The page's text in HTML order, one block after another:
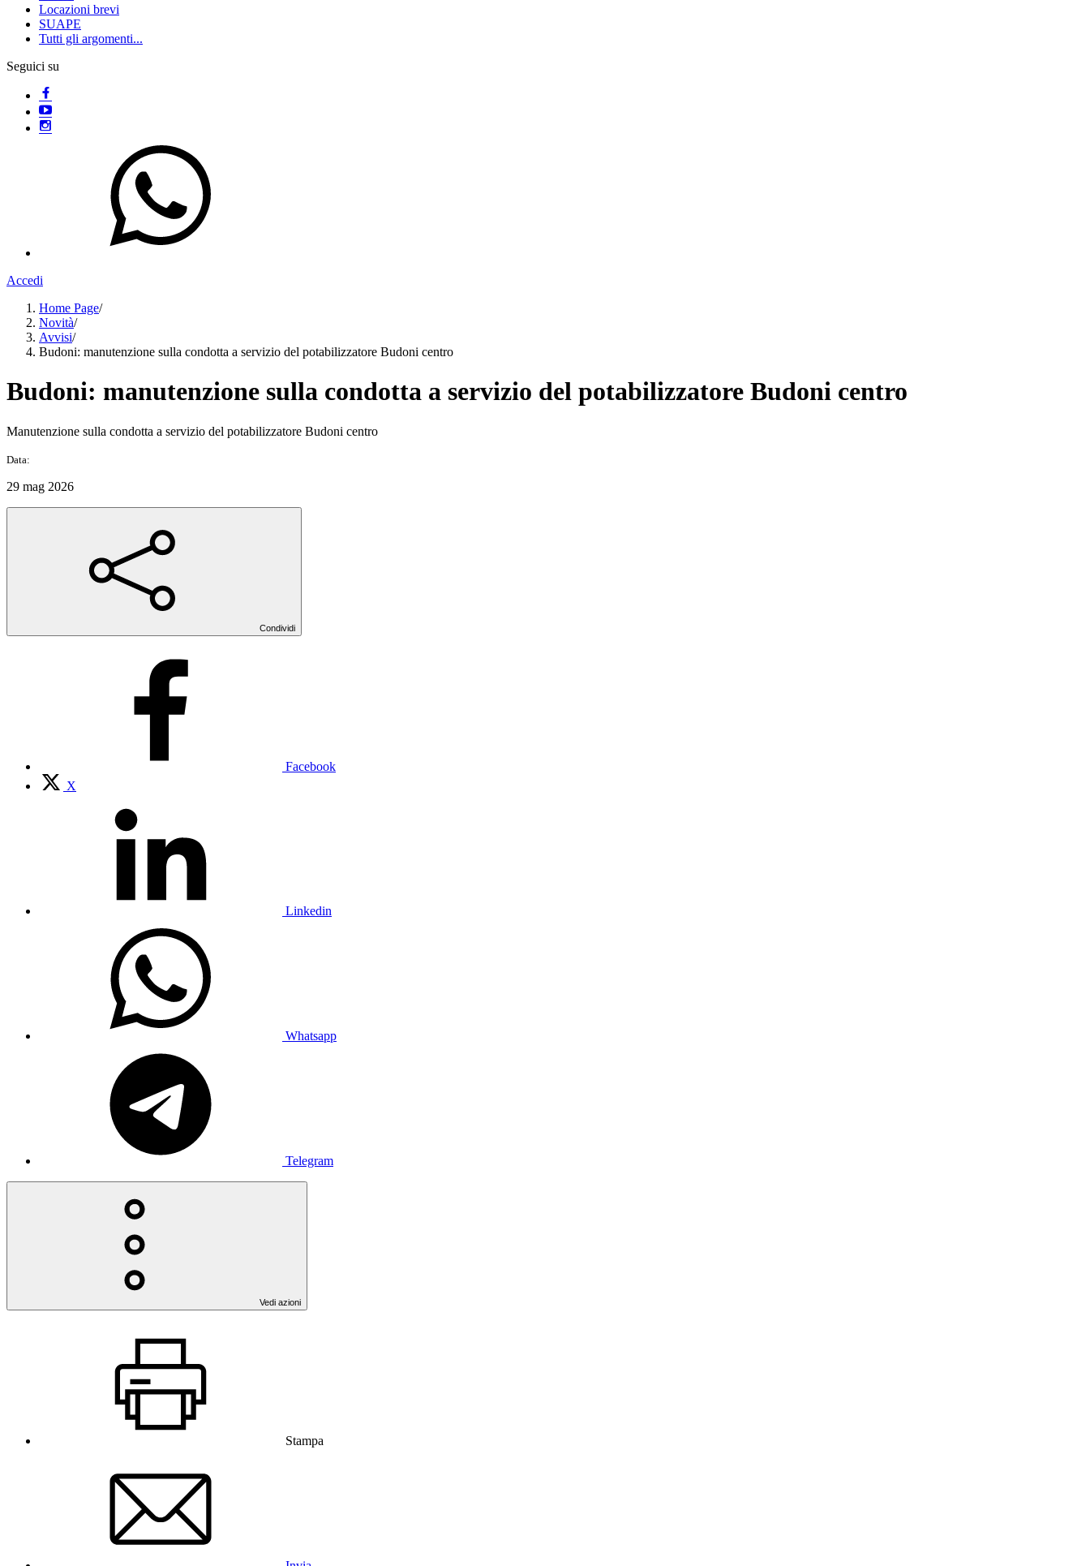
Locazioni brevi
SUAPE
Tutti gli argomenti...
Seguici su
Accedi
Home Page/
Novità/
Avvisi/
Budoni: manutenzione sulla condotta a servizio del potabilizzatore Budoni centro
Budoni: manutenzione sulla condotta a servizio del potabilizzatore Budoni centro
Manutenzione sulla condotta a servizio del potabilizzatore Budoni centro
Data:
29 mag 2026
Condividi
Facebook
X
Linkedin
Whatsapp
Telegram
Vedi azioni
Stampa